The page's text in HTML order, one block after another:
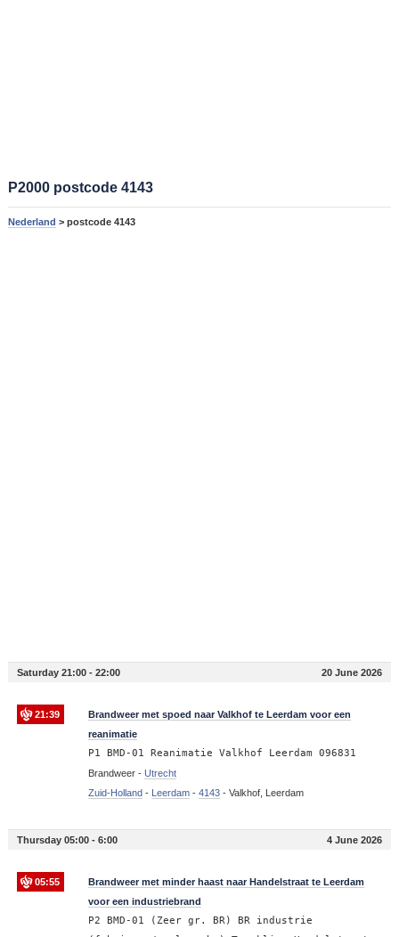
P2000 postcode 4143
Nederland > postcode 4143
Saturday 21:00 - 22:00 20 June 2026
21:39
Brandweer met spoed naar Valkhof te Leerdam voor een
reanimatie
P1 BMD-01 Reanimatie Valkhof Leerdam 096831
Brandweer - Utrecht
Zuid-Holland - Leerdam- 4143- Valkhof, Leerdam
Thursday 05:00 - 6:00 4 June 2026
05:55
Brandweer met minder haast naar Handelstraat te Leerdam
voor een industriebrand
P2 BMD-01 (Zeer gr. BR) BR industrie